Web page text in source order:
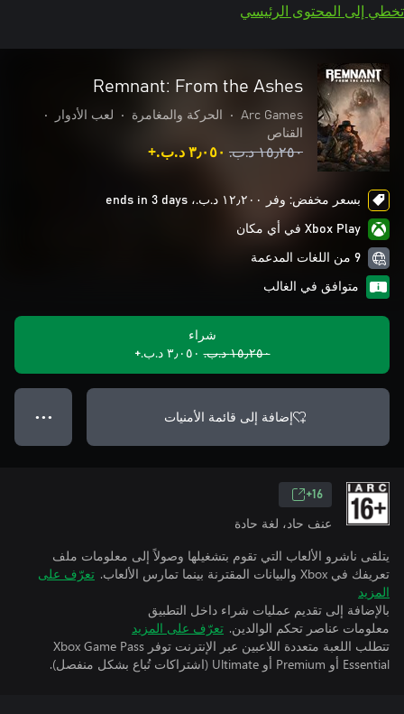
تخطي إلى المحتوى الرئيسي
Remnant: From the Ashes
Arc Games
• الحركة والمغامرة • لعب الأدوار
•
القناص
١٥٫٢٥٠ د.ب.‏ ٣٫٠٥٠ د.ب.‏+
بسعر مخفض: وفر ١٢٫٢٠٠ د.ب.‏، ends in 3 days
Xbox Play في أي مكان
9 من اللغات المدعمة
متوافق في الغالب
شراء
١٥٫٢٥٠ د.ب.‏
٣٫٠٥٠ د.ب.‏+
إضافة إلى قائمة الأمنيات ● ● ●
16+
عنف حاد، لغة حادة
يتلقى ناشرو الألعاب التي تقوم بتشغيلها وصولاً إلى معلومات ملف
تعريفك في Xbox والبيانات المقترنة بينما تمارس الألعاب.
تعرّف على
المزيد
بالإضافة إلى تقديم عمليات شراء داخل التطبيق
معلومات عناصر تحكم الوالدين. تعرّف على المزيد
تتطلب اللعبة متعددة اللاعبين عبر الإنترنت توفر Xbox Game Pass
Essential أو Premium أو Ultimate (اشتراكات تُباع بشكل منفصل).